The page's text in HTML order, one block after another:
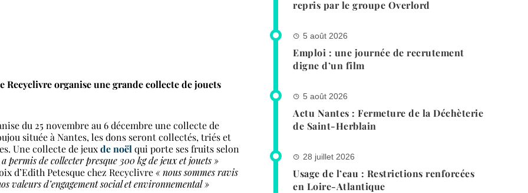
Recyclivre organise une grande collecte de jouets
du 25 novembre au 6 décembre une collecte de
située à Nantes, les dons seront collectés, triés et
Une collecte de jeuxde noël qui porte ses fruits selon
permis de collecter presque 300 kg de jeux et jouets »
d’Edith Petesque chez Recyclivre« nous sommes ravis
valeurs d’engagement social et environnemental »
repris par le groupe Overlord
5 août 2026
Emploi : une journée de recrutement
digne d’un film
5 août 2026
Actu Nantes : Fermeture de la Déchèterie
de Saint-Herblain
28 juillet 2026
Usage de l’eau : Restrictions renforcées
en Loire-Atlantique